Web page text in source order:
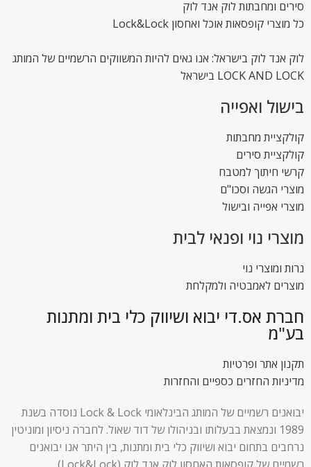
סירים ומחבתות לוק אנד לוק
כל מוצרי קופסאות אוכל ואחסון Lock&Lock
לוק אנד לוק בישראל: אנו גאים להיות המשווקים הרשמיים של המותג
LOCK AND LOCK בישראל
בישול ואפייה
קולקציית מחבתות
קולקציית סירים
קרשי חיתוך למטבח
מוצרי הגשה וסכו"ם
מוצרי אפייה ובישול
מוצרי נוי ופנאי לבית
נרות ומוצרי נוי
מוצרים לאמבטיה ולמקלחת
חברת אס.די יבוא ושיווק כלי בית ומתנות
בע"מ
תקנון אתר ופרטיות
מדיניות החזרים כספיים והחזרות
יבואנים רשמיים של המותג הבינלאומי Lock & Lock נוסדה בשנת
1989 ונמצאת בבעלותו ובניהולו של דוד שאול. לחברה ניסיון ומוניטין
נרחבים בתחום יבוא ושיווק כלי בית ומתנות, בין היתר אנו יבואנים